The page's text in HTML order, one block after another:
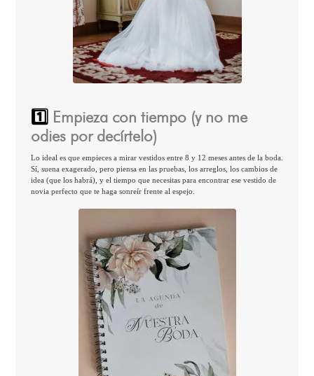
1️⃣ Empieza con tiempo (y no me
odies por decírtelo)
Lo ideal es que empieces a mirar vestidos entre 8 y 12 meses antes de la boda.
Sí, suena exagerado, pero piensa en las pruebas, los arreglos, los cambios de
idea (que los habrá), y el tiempo que necesitas para encontrar ese vestido de
novia perfecto que te haga sonreír frente al espejo.